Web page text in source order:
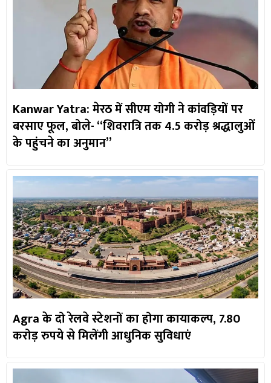
Kanwar Yatra: मेरठ में सीएम योगी ने कांवड़ियों पर
बरसाए फूल, बोले- “शिवरात्रि तक 4.5 करोड़ श्रद्धालुओं
के पहुंचने का अनुमान”
Agra के दो रेलवे स्टेशनों का होगा कायाकल्प, 7.80
करोड़ रुपये से मिलेंगी आधुनिक सुविधाएं